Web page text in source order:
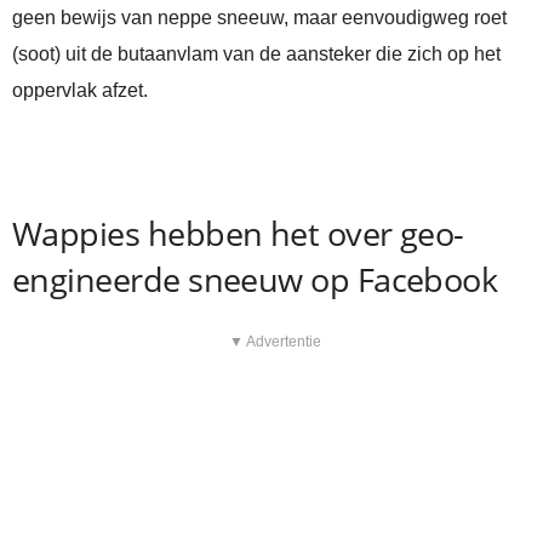
geen bewijs van neppe sneeuw, maar eenvoudigweg roet
(soot) uit de butaanvlam van de aansteker die zich op het
oppervlak afzet.
Wappies hebben het over geo-
engineerde sneeuw op Facebook
▼ Advertentie